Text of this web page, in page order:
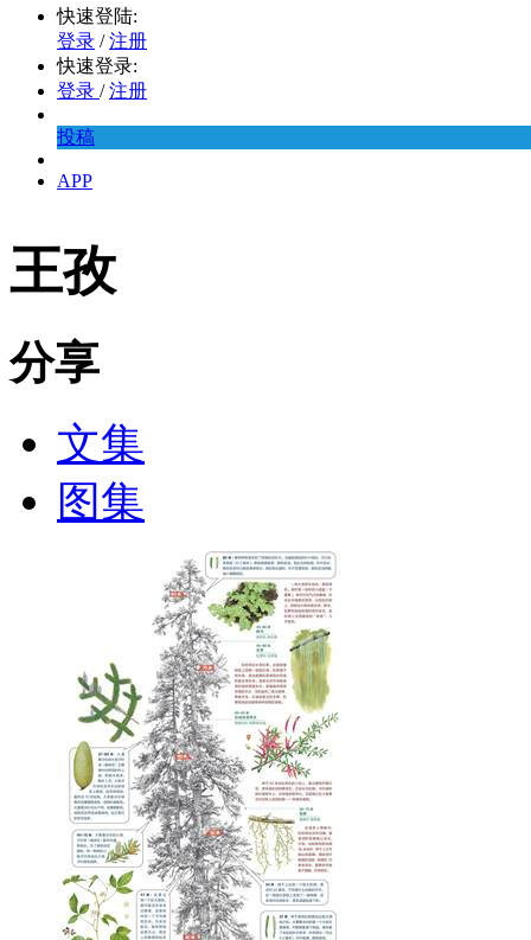
快速登陆:
登录 / 注册
快速登录:
登录 / 注册
投稿
APP
王孜
分享
文集
图集